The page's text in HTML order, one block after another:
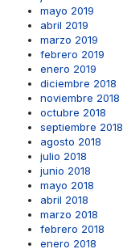
mayo 2019
abril 2019
marzo 2019
febrero 2019
enero 2019
diciembre 2018
noviembre 2018
octubre 2018
septiembre 2018
agosto 2018
julio 2018
junio 2018
mayo 2018
abril 2018
marzo 2018
febrero 2018
enero 2018